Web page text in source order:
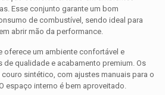
Esse conjunto garante um bom
de combustível, sendo ideal para
abrir mão da performance.
oferece um ambiente confortável e
qualidade e acabamento premium. Os
sintético, com ajustes manuais para o
espaço interno é bem aproveitado.